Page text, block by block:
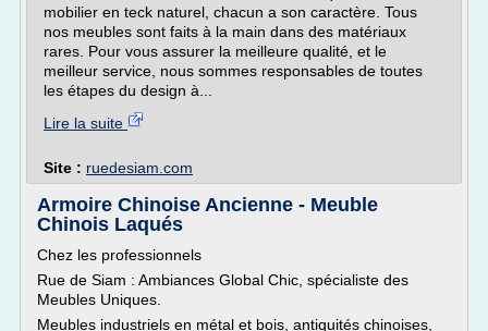
mobilier en teck naturel, chacun a son caractère. Tous
nos meubles sont faits à la main dans des matériaux
rares. Pour vous assurer la meilleure qualité, et le
meilleur service, nous sommes responsables de toutes
les étapes du design à...
Lire la suite
Site : ruedesiam.com
Armoire Chinoise Ancienne - Meuble
Chinois Laqués
Chez les professionnels
Rue de Siam : Ambiances Global Chic, spécialiste des
Meubles Uniques.
Meubles industriels en métal et bois, antiquités chinoises,